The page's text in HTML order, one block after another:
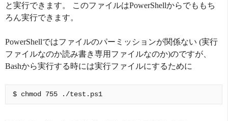
と実行できます。 このファイルはPowerShellからでももち
ろん実行できます。
PowerShellではファイルのパーミッションが関係ない (実行
ファイルなのか読み書き専用ファイルなのか)のですが、
Bashから実行する時には実行ファイルにするために